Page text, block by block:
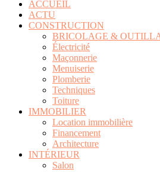
Maçonnerie
Menuiserie
Plomberie
Techniques
Toiture
IMMOBILIER
Location immobilière
Financement
Architecture
INTÉRIEUR
Salon
Chambre
Cuisine
DÉCORATION
Aménagement intérieur